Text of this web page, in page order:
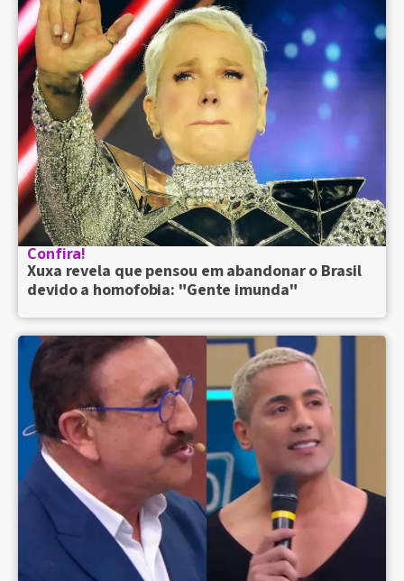
Confira!
Xuxa revela que pensou em abandonar o Brasil
devido a homofobia: "Gente imunda"